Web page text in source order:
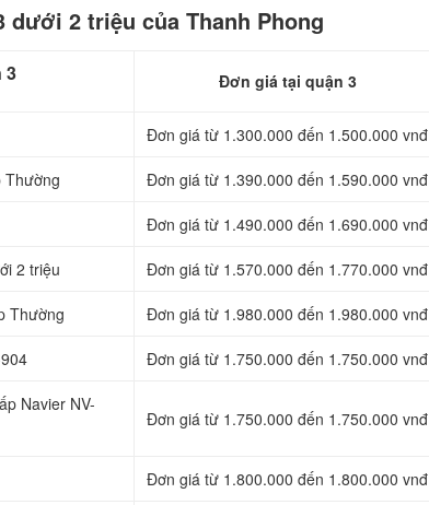
dưới 2 triệu của Thanh Phong
3 Đơn giá tại quận 3
Đơn giá từ 1.300.000 đến 1.500.000 vnđ
Thường Đơn giá từ 1.390.000 đến 1.590.000 vnđ
Đơn giá từ 1.490.000 đến 1.690.000 vnđ
2 triệu Đơn giá từ 1.570.000 đến 1.770.000 vnđ
Thường Đơn giá từ 1.980.000 đến 1.980.000 vnđ
Đơn giá từ 1.750.000 đến 1.750.000 vnđ
Navier NV-
Đơn giá từ 1.750.000 đến 1.750.000 vnđ
Đơn giá từ 1.800.000 đến 1.800.000 vnđ